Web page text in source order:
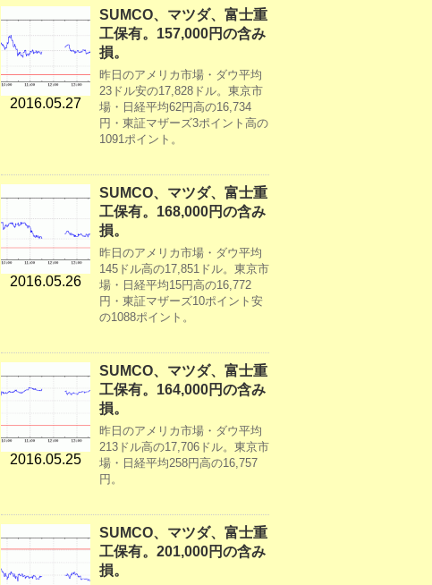
2016.05.27
SUMCO、マツダ、富士重
工保有。157,000円の含み
損。
昨日のアメリカ市場・ダウ平均
23ドル安の17,828ドル。東京市
場・日経平均62円高の16,734
円・東証マザーズ3ポイント高の
1091ポイント。
2016.05.26
SUMCO、マツダ、富士重
工保有。168,000円の含み
損。
昨日のアメリカ市場・ダウ平均
145ドル高の17,851ドル。東京市
場・日経平均15円高の16,772
円・東証マザーズ10ポイント安
の1088ポイント。
2016.05.25
SUMCO、マツダ、富士重
工保有。164,000円の含み
損。
昨日のアメリカ市場・ダウ平均
213ドル高の17,706ドル。東京市
場・日経平均258円高の16,757
円。
SUMCO、マツダ、富士重
工保有。201,000円の含み
損。